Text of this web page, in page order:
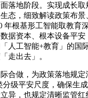
落地阶段。实现成长
态，细致解读政策布
年根基形工智能取教育
据资本、根本设备平
人工智能+教育」的国
走出去」。
做，为政策落地规定
分级平安尺度，确保生
异，也规定清晰监管